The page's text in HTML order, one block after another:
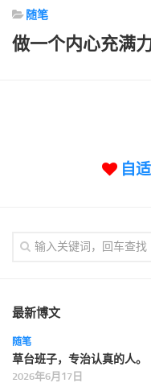
随笔
做一个内心充满
自
最新博文
随笔
草台班子，专治认真的人。
2026年6月17日